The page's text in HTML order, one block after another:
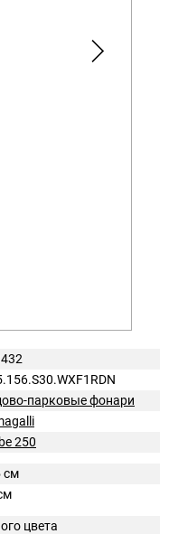
парковые фонари
250
см
цвета